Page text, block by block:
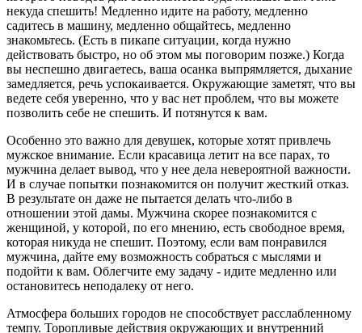
некуда спешить! Медленно идите на работу, медленно
садитесь в машину, медленно общайтесь, медленно
знакомьтесь. (Есть в пикапе ситуации, когда нужно
действовать быстро, но об этом мы поговорим позже.) Когда
вы неспешно двигаетесь, ваша осанка выпрямляется, дыхание
замедляется, речь успокаивается. Окружающие заметят, что вы
ведете себя уверенно, что у вас нет проблем, что вы можете
позволить себе не спешить. И потянутся к вам.
Особенно это важно для девушек, которые хотят привлечь
мужское внимание. Если красавица летит на все парах, то
мужчина делает вывод, что у нее дела невероятной важности.
И в случае попытки познакомится он получит жесткий отказ.
В результате он даже не пытается делать что-либо в
отношении этой дамы. Мужчина скорее познакомится с
женщиной, у которой, по его мнению, есть свободное время,
которая никуда не спешит. Поэтому, если вам понравился
мужчина, дайте ему возможность собраться с мыслями и
подойти к вам. Облегчите ему задачу - идите медленно или
остановитесь неподалеку от него.
Атмосфера больших городов не способствует расслабленному
темпу. Торопливые действия окружающих и внутренний